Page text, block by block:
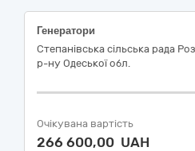
Генератори
Степанівська сільська рада
р-ну Одеської обл.
Очікувана вартість
266 600,00 UAH